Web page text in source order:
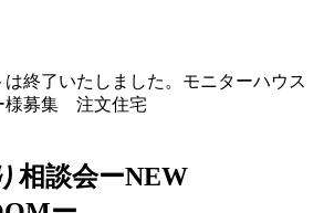
相談会ーNEW